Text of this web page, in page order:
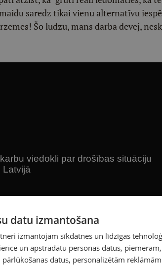
saredz tikai vienu alternatīvu
Šo lūdzu, mans darba devēj,
datu izmantošana
izmantojam sīkdatnes un līdzīgas
un apstrādātu personas datus,
datus, personalizētām